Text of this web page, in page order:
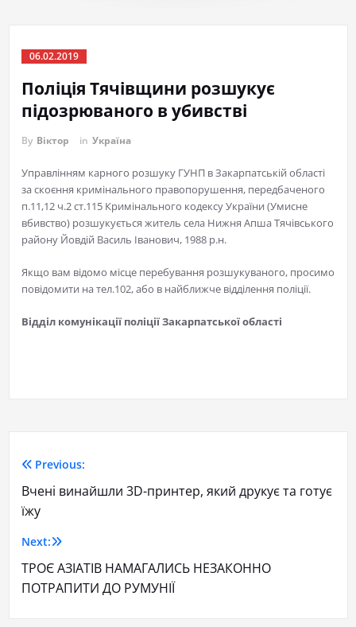
06.02.2019
Поліція Тячівщини розшукує
підозрюваного в убивстві
By Віктор in Україна
Управлінням карного розшуку ГУНП в Закарпатській області
за скоєння кримінального правопорушення, передбаченого
п.11,12 ч.2 ст.115 Кримінального кодексу України (Умисне
вбивство) розшукується житель села Нижня Апша Тячівського
району Йовдій Василь Іванович, 1988 р.н.
Якщо вам відомо місце перебування розшукуваного, просимо
повідомити на тел.102, або в найближче відділення поліції.
Відділ комунікації поліції Закарпатської області
Previous:
Вчені винайшли 3D-принтер, який друкує та готує
їжу
Next:
ТРОЄ АЗІАТІВ НАМАГАЛИСЬ НЕЗАКОННО
ПОТРАПИТИ ДО РУМУНІЇ